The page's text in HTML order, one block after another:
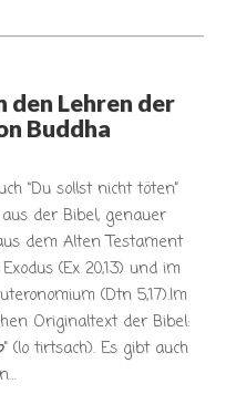
den Lehren der
Buddha
“Du sollst nicht töten”
der Bibel, genauer
dem Alten Testament
(Ex 20,13) und im
(Dtn 5,17).Im
Originaltext der Bibel: